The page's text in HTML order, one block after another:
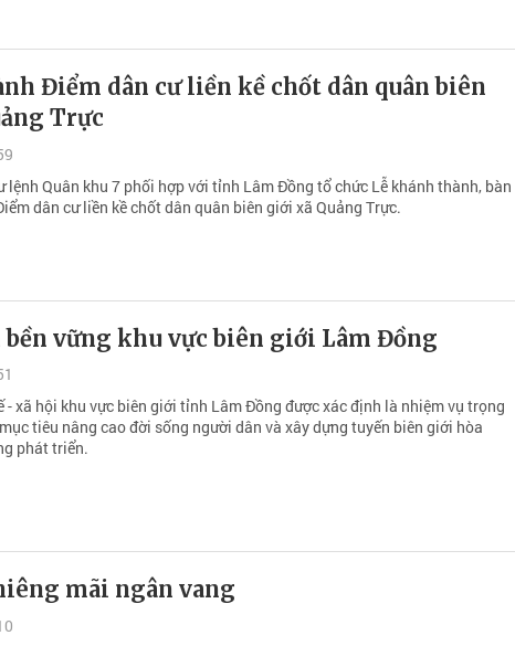
Điểm dân cư liền kề chốt dân quân biên
Trực
lệnh Quân khu 7 phối hợp với tỉnh Lâm Đồng tổ chức Lễ khánh thành, bàn
dân cư liền kề chốt dân quân biên giới xã Quảng Trực.
vững khu vực biên giới Lâm Đồng
- xã hội khu vực biên giới tỉnh Lâm Đồng được xác định là nhiệm vụ trọng
tiêu nâng cao đời sống người dân và xây dựng tuyến biên giới hòa
phát triển.
mãi ngân vang